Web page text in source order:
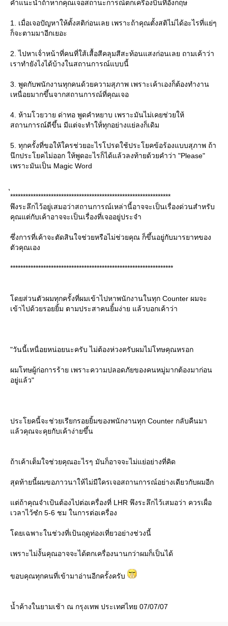
คำแนะนำถ้าหากคุณเจอสถานะการณ์ตกเครื่องบินที่อังกฤษ
1. เมื่อเจอปัญหาให้ตั้งสติก่อนเลย เพราะถ้าคุณตั้งสติไม่ได้อะไรที่แย่ๆ
ก็จะตามมาอีกเยอะ
2. ไปหาเจ้่าหน้าที่คนที่ใส้เสื้อสีคลุมสีสะท้อนแสงก่อนเลย ถามเค้าว่า
เราทำยังไงได้บ้างในสถานการณ์แบบนี้
3. พูดกับพนักงานทุกคนด้วยความสุภาพ เพราะเค้าเองก็ต้องทำงาน
เหนื่อยมากขึ้นจากสถานการณ์ที่คุณเจอ
4. ห้ามโวยวาย ด่าทอ พูดคำหยาบ เพราะมันไม่เคยช่วยให้
สถานการณ์ดีขึ้น มีแต่จะทำให้่ทุกอย่างแย่ลงก็เดิม
5. ทุกครั้งที่ขอให้ใครช่วยอะไรโปรดใช้ประโยคข้อร้องแบบสุภาพ ถ้า
นึกประโยคไม่ออก ให้พูดอะไรก็ได้แล้วลงท้ายด้วยคำว่า "Please"
เพราะมันเป็น Magic Word
***************************************************************
พึงระลึกไว้อยู่เสมอว่าสถานการณ์เหล่านี้อาจจะเป็นเรื่องด่วนสำหรับ
คุณแต่กับเค้าอาจจะเป็นเรื่องที่เจออยู่ประจำ
ซึ่งการที่เค้าจะตัดสินใจช่วยหรือไม่ช่วยคุณ ก็ขึ้นอยู่กับมารยาทของ
ตัวคุณเอง
****************************************************************
ดยส่วนตัวผมทุกครั้งที่ผมเข้าไปหาพนักงานในทุก Counter ผมจะ
เข้าไปด้วยรอยยิ้ม ตามประสาคนยิ้่มง่าย แล้วบอกเค้าว่า
"วันนี้เหนื่อยหน่อยนะครับ ไม่ต้องห่วงครับผมไม่โทษคุณหรอก
ผมโทษผู้ก่อการร้าย เพราะความปลอดภัยของคนหมู่มากต้องมาก่อน
อยู่แล้ว"
ประโยคนี้จะช่วยเรียกรอยยิ้มของพนักงานทุก Counter กลับคืนมา
ล้วคุณจะคุยกับเค้าง่ายขึ้น
ถ้าเค้าเต็มใจช่วยคุณอะไรๆ มันก็อาจจะไม่แย่อย่างที่คิด
สุดท้ายนี้ผมขอภาวนาให้ไม่มีใครเจอสถานการณ์อย่างเดียวกับผมอีก
ต่ถ้าคุณจำเป้นต้องไปต่อเครื่องที่ LHR พึงระลึกไว้เสมอว่า ควรเผื่อ
เวลาไว้ซํก 5-6 ชม ในการต่อเครื่อง
ดยเฉพาะในช่วงที่เป้นฤดูท่องเที่ยวอย่างช่วงนี้
เพราะไม่งั้นคุณอาจจะได้ตกเครื่องนานกว่าผมก็เป็นได้
ขอบคุณทุกคนที่เข้ามาอ่านอีกครั้งครับ
น้ำค้างในยามเช้า ณ กรุงเทพ ประเทศไทย 07/07/07